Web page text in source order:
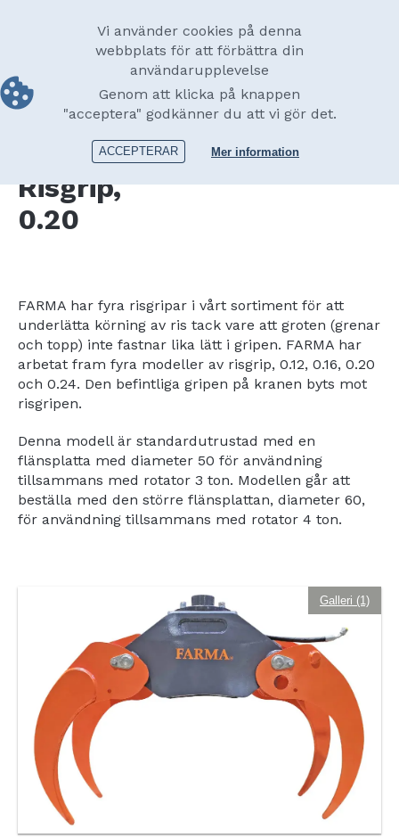
Vi använder cookies på denna
webbplats för att förbättra din
användarupplevelse
Genom att klicka på knappen
"acceptera" godkänner du att vi gör det.
ACCEPTERAR Mer information
navigation
Risgrip Risgrip, 0.20
FARMA
Risgrip,
0.20
FARMA har fyra risgripar i vårt sortiment för att
underlätta körning av ris tack vare att groten (grenar
och topp) inte fastnar lika lätt i gripen. FARMA har
arbetat fram fyra modeller av risgrip, 0.12, 0.16, 0.20
och 0.24. Den befintliga gripen på kranen byts mot
risgripen.
Denna modell är standardutrustad med en
flänsplatta med diameter 50 för användning
tillsammans med rotator 3 ton. Modellen går att
beställa med den större flänsplattan, diameter 60,
för användning tillsammans med rotator 4 ton.
Galleri (1)